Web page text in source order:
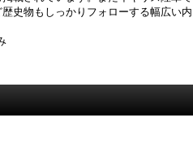
史物もしっかりフォローする幅広い内